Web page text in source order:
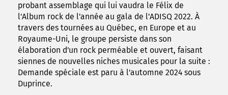
probant assemblage qui lui vaudra le Félix de
l'Album rock de l'année au gala de l'ADISQ 2022. À
travers des tournées au Québec, en Europe et au
Royaume-Uni, le groupe persiste dans son
élaboration d'un rock perméable et ouvert, faisant
siennes de nouvelles niches musicales pour la suite :
Demande spéciale est paru à l'automne 2024 sous
Duprince.